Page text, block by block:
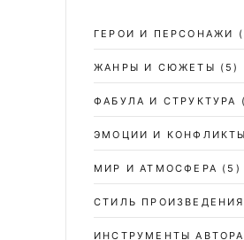
ГЕРОИ И ПЕРСОНАЖИ
ЖАНРЫ И СЮЖЕТЫ (5)
ФАБУЛА И СТРУКТУРА
ЭМОЦИИ И КОНФЛИКТЫ
МИР И АТМОСФЕРА (5)
СТИЛЬ ПРОИЗВЕДЕНИЯ
ИНСТРУМЕНТЫ АВТОРА